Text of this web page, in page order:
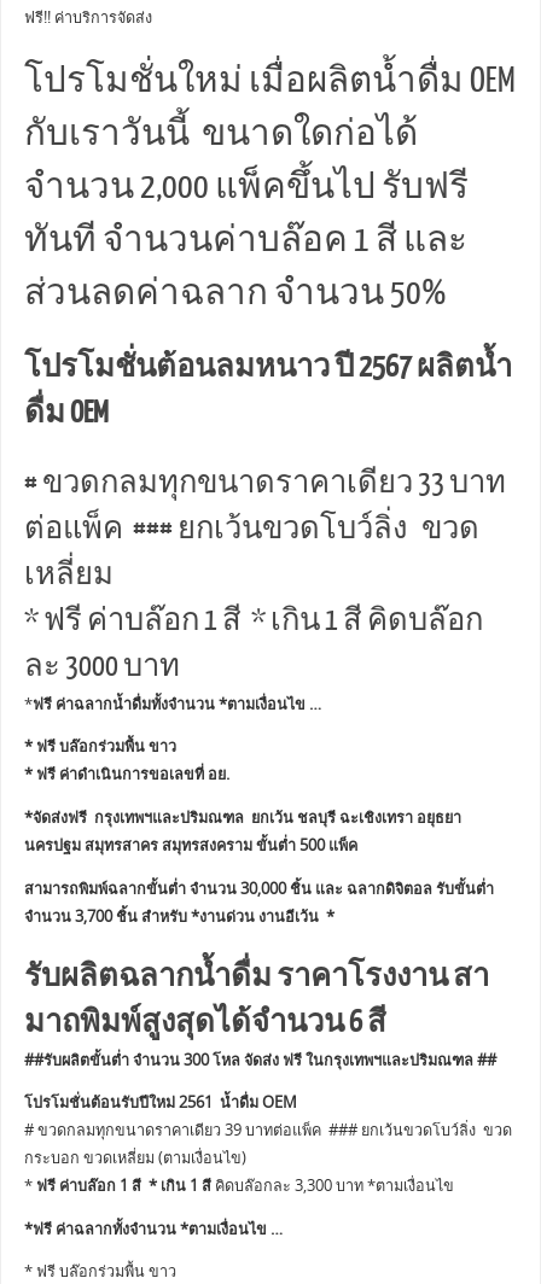
ฟรี!! ค่าบริการจัดส่ง
โปรโมชั่นใหม่ เมื่อผลิตน้ำดื่ม OEM
กับเราวันนี้ ขนาดใดก่อได้
จำนวน 2,000 แพ็คขึ้นไป รับฟรี
ทันที จำนวนค่าบล๊อค 1 สี และ
ส่วนลดค่าฉลาก จำนวน 50%
โปรโมชั่นต้อนลมหนาว ปี 2567 ผลิตน้ำ
ดื่ม OEM
# ขวดกลมทุกขนาดราคาเดียว 33 บาท
ต่อแพ็ค ### ยกเว้นขวดโบว์ลิ่ง ขวด
เหลี่ยม
* ฟรี ค่าบล๊อก 1 สี * เกิน 1 สี คิดบล๊อก
ละ 3000 บาท
*ฟรี ค่าฉลากน้ำดื่มทั้งจำนวน *ตามเงื่อนไข …
* ฟรี บล๊อกร่วมพื้น ขาว
* ฟรี ค่าดำเนินการขอเลขที่ อย.
*จัดส่งฟรี กรุงเทพฯและปริมณฑล ยกเว้น ชลบุรี ฉะเชิงเทรา อยุธยา
นครปฐม สมุทรสาคร สมุทรสงคราม ขั้นต่ำ 500 แพ็ค
สามารถพิมพ์ฉลากขั้นต่ำ จำนวน 30,000 ชิ้น และ ฉลากดิจิตอล รับขั้นต่ำ
จำนวน 3,700 ชิ้น สำหรับ *งานด่วน งานอีเว้น *
รับผลิตฉลากน้ำดื่ม ราคาโรงงาน สา
มาถพิมพ์สูงสุดได้จำนวน 6 สี
##รับผลิตขั้นต่ำ จำนวน 300 โหล จัดส่ง ฟรี ในกรุงเทพฯและปริมณฑล ##
โปรโมชั่นต้อนรับปีใหม่ 2561 น้ำดื่ม OEM
# ขวดกลมทุกขนาดราคาเดียว 39 บาทต่อแพ็ค ### ยกเว้นขวดโบว์ลิ่ง ขวด
กระบอก ขวดเหลี่ยม (ตามเงื่อนไข)
*ฟรี ค่าบล๊อก 1 สี * เกิน 1 สี คิดบล๊อกละ 3,300 บาท *ตามเงื่อนไข
*ฟรี ค่าฉลากทั้งจำนวน *ตามเงื่อนไข …
* ฟรี บล๊อกร่วมพื้น ขาว